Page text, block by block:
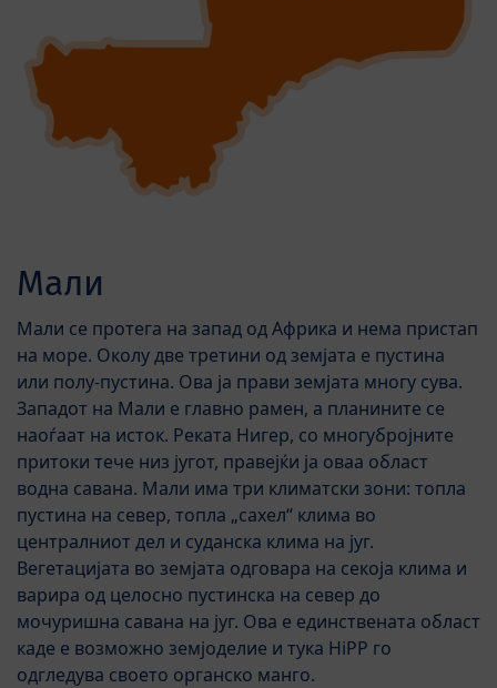
Мали
Мали се протега на запад од Африка и нема пристап
на море. Околу две третини од земјата е пустина
или полу-пустина. Ова ја прави земјата многу сува.
Западот на Мали е главно рамен, а планините се
наоѓаат на исток. Реката Нигер, со многубројните
притоки тече низ југот, правејќи ја оваа област
водна савана. Мали има три климатски зони: топла
пустина на север, топла „сахел“ клима во
централниот дел и суданска клима на југ.
Вегетацијата во земјата одговара на секоја клима и
варира од целосно пустинска на север до
мочуришна савана на југ. Ова е единствената област
каде е возможно земјоделие и тука HiPP го
одгледува своето органско манго.